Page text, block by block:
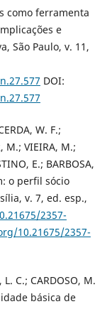
como ferramenta
e
São Paulo, v. 11,
DOI:
W. F.;
M.; VIEIRA, M.;
E.; BARBOSA,
o perfil sócio
v. 7, ed. esp.,
2357-
10.21675/2357-
L. C.; CARDOSO, M.
básica de